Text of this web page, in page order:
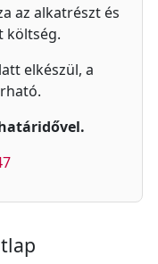
az alkatrészt és
költség.
elkészül, a